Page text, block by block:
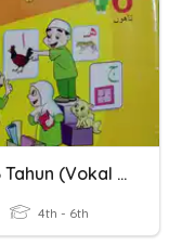
Jawi 6 Tahun (vokal Dan Ba)
4th - 6th